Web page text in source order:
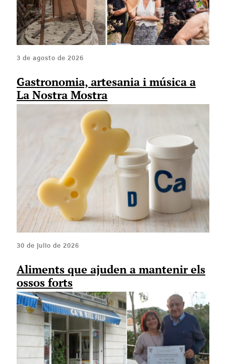
3 de agosto de 2026
Gastronomia, artesania i música a
La Nostra Mostra
30 de julio de 2026
Aliments que ajuden a mantenir els
ossos forts